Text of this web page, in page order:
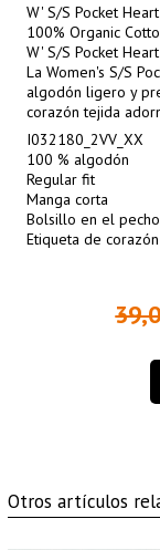
W' S/S Pocket
100% Organic
W' S/S Pocket
La Women's S/S
algodón ligero y
corazón tejida
I032180_2VV_XX
100 % algodón
Regular fit
Manga corta
Bolsillo en el pecho
Etiqueta de corazón
Otros artículos